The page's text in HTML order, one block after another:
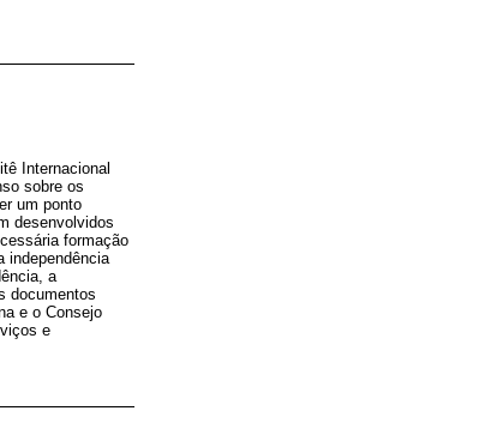
Internacional
sobre os
um ponto
desenvolvidos
formação
independência
a
documentos
e o Consejo
e